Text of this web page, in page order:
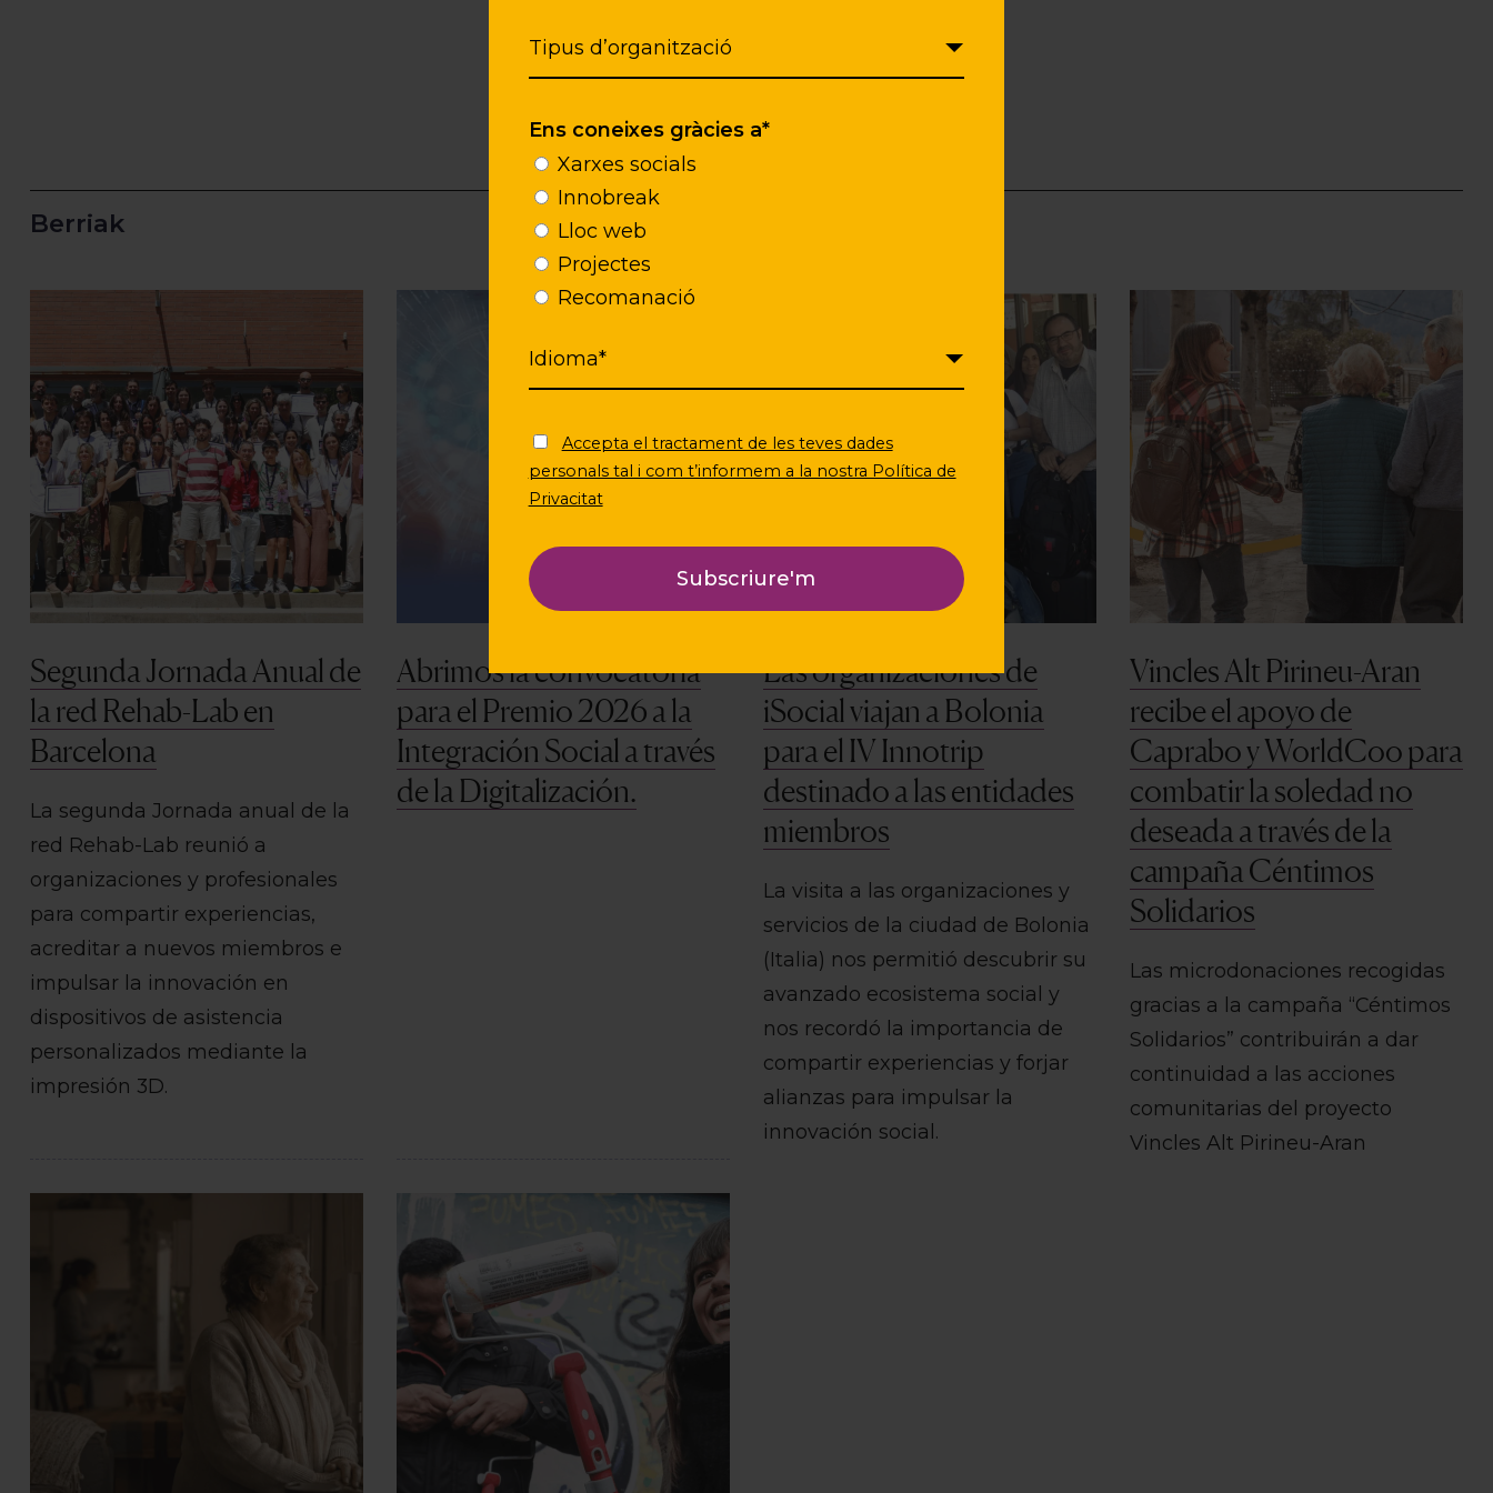
Ens coneixes gràcies a*
Xarxes socials
Innobreak
Lloc web
Projectes
Recomanació
Accepta el tractament de les teves dades
personals tal i com t’informem a la nostra Política de
Privacitat
Segunda Jornada Anual de
la red Rehab-Lab en
Barcelona
La segunda Jornada anual de la
red Rehab-Lab reunió a
organizaciones y profesionales
para compartir experiencias,
acreditar a nuevos miembros e
impulsar la innovación en
dispositivos de asistencia
personalizados mediante la
impresión 3D.
Abrimos la convocatoria
para el Premio 2026 a la
Integración Social a través
de la Digitalización.
Las organizaciones de
iSocial viajan a Bolonia
para el IV Innotrip
destinado a las entidades
miembros
La visita a las organizaciones y
servicios de la ciudad de Bolonia
(Italia) nos permitió descubrir su
avanzado ecosistema social y
nos recordó la importancia de
compartir experiencias y forjar
alianzas para impulsar la
innovación social.
Vincles Alt Pirineu-Aran
recibe el apoyo de
Caprabo y WorldCoo para
combatir la soledad no
deseada a través de la
campaña Céntimos
Solidarios
Las microdonaciones recogidas
gracias a la campaña “Céntimos
Solidarios” contribuirán a dar
continuidad a las acciones
comunitarias del proyecto
Vincles Alt Pirineu-Aran